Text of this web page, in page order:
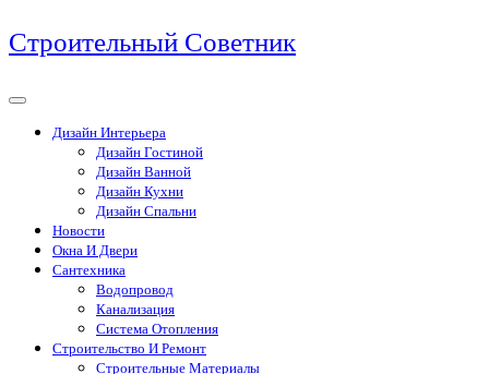
Перейти
к
Строительный Советник
Дизайн Интерьера
Дизайн Гостиной
Дизайн Ванной
Дизайн Кухни
Дизайн Спальни
Новости
Окна И Двери
Сантехника
Водопровод
Канализация
Система Отопления
Строительство И Ремонт
Строительные Материалы